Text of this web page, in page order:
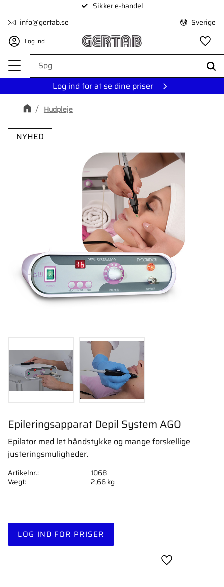
Menu
Sikker e-handel
info@gertab.se
Sverige
Log ind
Log ind for at se dine priser
Hudpleje
NYHED
Epileringsapparat Depil System AGO
Epilator med let håndstykke og mange forskellige
justeringsmuligheder.
LOG IND FOR PRISER
Gem som
Artikelnr.
1068
Vægt
2,66 kg